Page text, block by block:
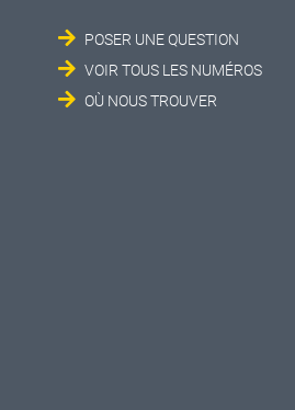
POSER UNE QUESTION
VOIR TOUS LES NUMÉROS
OÙ NOUS TROUVER